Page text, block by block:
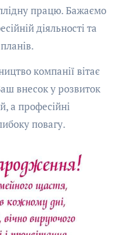
працю. Бажаємо
діяльності та
компанії вітає
внесок у розвиток
а професійні
повагу.